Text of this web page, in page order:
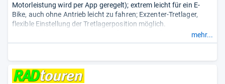
Motorleistung wird per App geregelt); extrem leicht für ein E-
Bike, auch ohne Antrieb leicht zu fahren; Exzenter-Tretlager,
flexible Einstellung der Tretlagerposition möglich.
Werkstatt austauschbar).
km)- Zusammengefasst durch unsere Redaktion.
mehr...